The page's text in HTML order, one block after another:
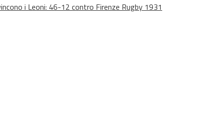
i Leoni: 46-12 contro Firenze Rugby 1931